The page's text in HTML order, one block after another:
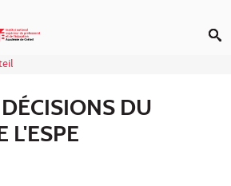
DU
L'ESPE